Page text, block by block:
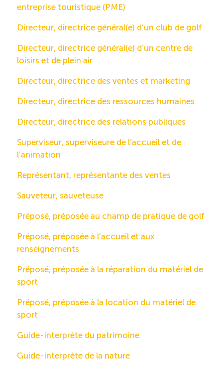
entreprise touristique (PME)
Directeur, directrice général(e) d’un club de golf
Directeur, directrice général(e) d’un centre de
loisirs et de plein air
Directeur, directrice des ventes et marketing
Directeur, directrice des ressources humaines
Directeur, directrice des relations publiques
Superviseur, superviseure de l’accueil et de
l’animation
Représentant, représentante des ventes
Sauveteur, sauveteuse
Préposé, préposée au champ de pratique de golf
Préposé, préposée à l’accueil et aux
renseignements
Préposé, préposée à la réparation du matériel de
sport
Préposé, préposée à la location du matériel de
sport
Guide-interprète du patrimoine
Guide-interprète de la nature